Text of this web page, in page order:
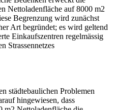
Nettoladenfläche auf 8000 m2
Begrenzung wird zunächst
Art begründet; es wird geltend
Einkaufszentren regelmässig
Strassennetzes
städtebaulichen Problemen
hingewiesen, dass